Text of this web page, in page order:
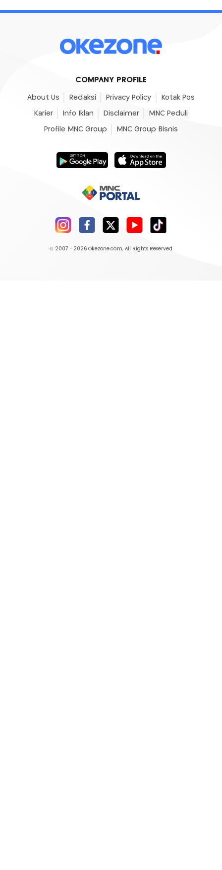
COMPANY PROFILE
About Us Redaksi Privacy Policy Kotak Pos
Karier Info Iklan Disclaimer MNC Peduli
Profile MNC Group MNC Group Bisnis
© 2007 - 2026 Okezone.com, All Rights Reserved